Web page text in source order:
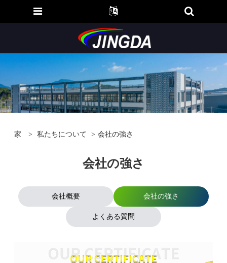
家 > 私たちについて > 会社の強さ
会社の強さ
会社概要 会社の強さ
よくある質問